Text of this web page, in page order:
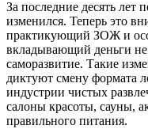
За последние десять лет
изменился. Теперь это
практикующий ЗОЖ и
вкладывающий деньги не
саморазвитие. Такие
диктуют смену формата
индустрии чистых
салоны красоты, сауны,
правильного питания.